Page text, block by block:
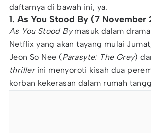
daftarnya di bawah ini, ya.
1. As You Stood By (7 November
As You Stood Bymasuk dalam
Netflix yang akan tayang mulai
Jeon So Nee (Parasyte: The Grey)
thrillerini menyoroti kisah dua
korban kekerasan dalam rumah